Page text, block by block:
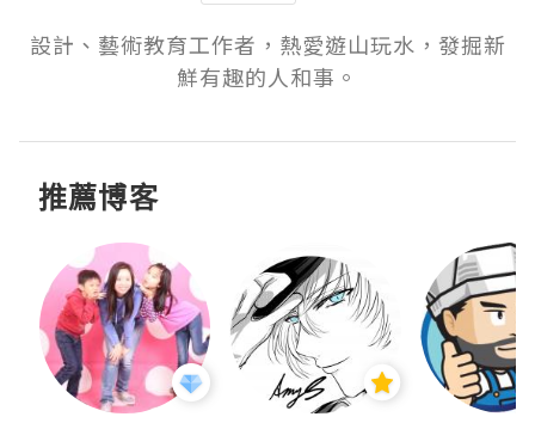
設計、藝術教育工作者，熱愛遊山玩水，發掘新
鮮有趣的人和事。
推薦博客